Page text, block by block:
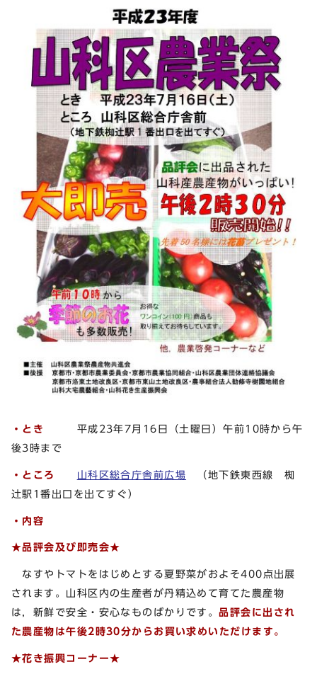
・とき 平成23年7月16日（土曜日）午前10時から午
後3時まで
・ところ 山科区総合庁舎前広場 （地下鉄東西線 椥
辻駅1番出口を出てすぐ）
・内容
★品評会及び即売会★
なすやトマトをはじめとする夏野菜がおよそ400点出展
されます。山科区内の生産者が丹精込めて育てた農産物
は，新鮮で安全・安心なものばかりです。品評会に出され
た農産物は午後2時30分からお買い求めいただけます。
★花き振興コーナー★